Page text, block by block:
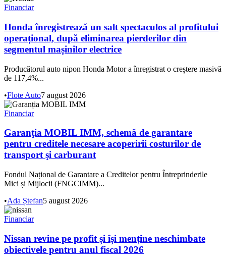
Financiar
Honda înregistrează un salt spectaculos al profitului
operațional, după eliminarea pierderilor din
segmentul mașinilor electrice
Producătorul auto nipon Honda Motor a înregistrat o creștere masivă
de 117,4%...
•Flote Auto7 august 2026
Financiar
Garanţia MOBIL IMM, schemă de garantare
pentru creditele necesare acoperirii costurilor de
transport şi carburant
Fondul Național de Garantare a Creditelor pentru Întreprinderile
Mici și Mijlocii (FNGCIMM)...
•Ada Ștefan5 august 2026
Financiar
Nissan revine pe profit și își menține neschimbate
obiectivele pentru anul fiscal 2026